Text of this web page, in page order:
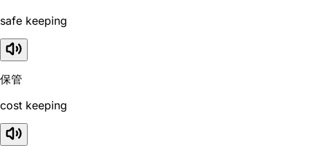
safe keeping
保管
cost keeping